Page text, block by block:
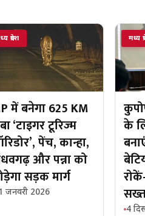
प्रदेश
में बनेगा 625 KM
‘टाइगर टूरिज्म
पेंच, कान्हा,
और पन्ना को
सड़क मार्ग
जनवरी 2026
मध्य
के
4